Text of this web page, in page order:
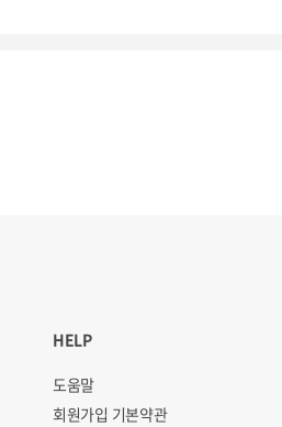
HELP
도움말
회원가입 기본약관